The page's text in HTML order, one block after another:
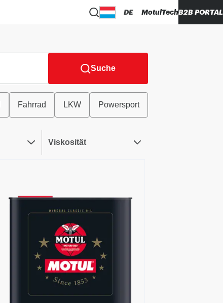
DE MotulTechB2B PORTAL
Suche
Fahrrad LKW Powersport
Viskosität